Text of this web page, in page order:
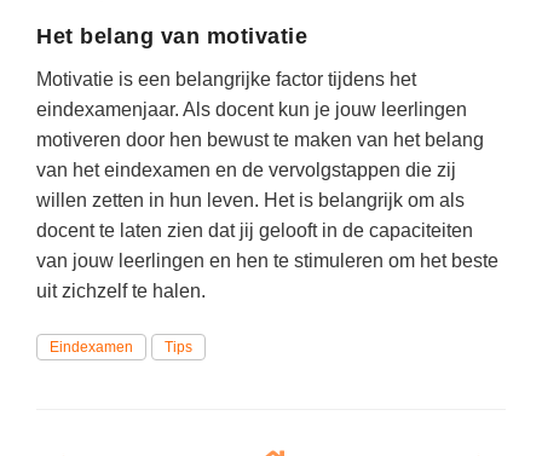
Het belang van motivatie
Motivatie is een belangrijke factor tijdens het
eindexamenjaar. Als docent kun je jouw leerlingen
motiveren door hen bewust te maken van het belang
van het eindexamen en de vervolgstappen die zij
willen zetten in hun leven. Het is belangrijk om als
docent te laten zien dat jij gelooft in de capaciteiten
van jouw leerlingen en hen te stimuleren om het beste
uit zichzelf te halen.
Eindexamen Tips